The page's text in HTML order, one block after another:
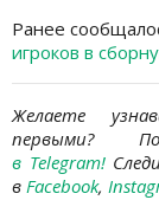
Ранее
игроков в
Желаете
первыми?
в Telegram!
в Facebook,